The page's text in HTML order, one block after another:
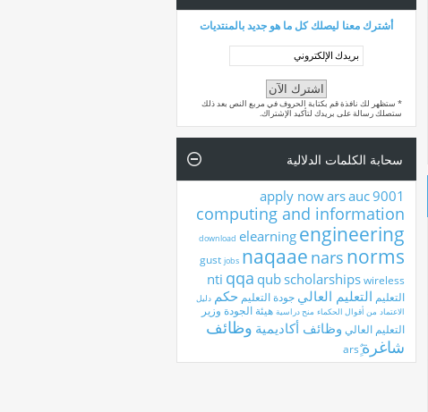
أشترك معنا ليصلك كل ما هو جديد بالمنتديات
* ستظهر لك نافذة قم بكتابة الحروف في مربع النص بعد ذلك
ستصلك رسالة على بريدك لتأكيد الإشتراك.
سحابة الكلمات الدلالية
9001
apply nowarsauc
computing and information
download elearning engineering
gust jobs naqaae nars norms
nti qqa qubscholarshipswireless
التعليم التعليم العالي جودة التعليم حكم دليل
الاعتماد من أقوال الحكماء منح دراسية هيئة الجودة وزير
التعليم العالي وظائف أكاديمية وظائف
شاغرة